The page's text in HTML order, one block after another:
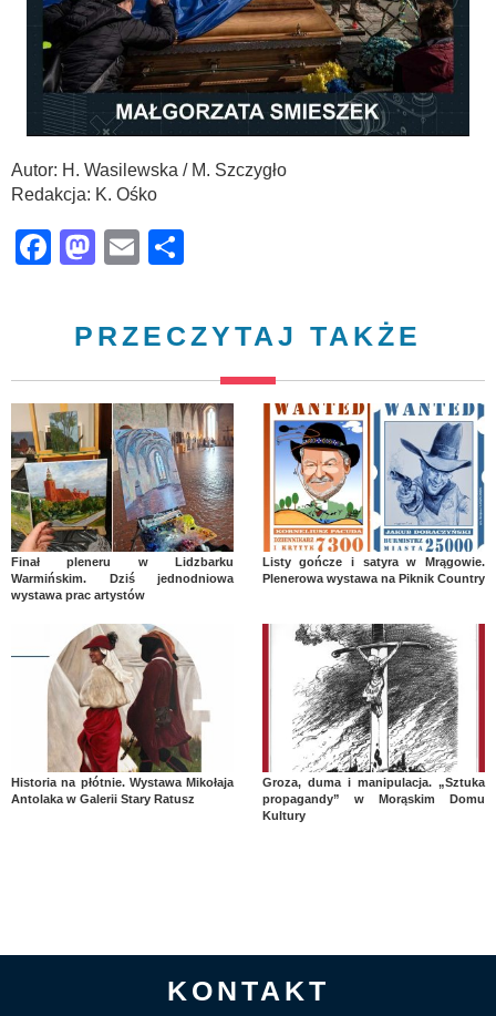
Autor: H. Wasilewska / M. Szczygło
Redakcja: K. Ośko
Facebook
Mastodon
Email
PRZECZYTAJ TAKŻE
Finał pleneru w Lidzbarku
Warmińskim. Dziś jednodniowa
wystawa prac artystów
Listy gończe i satyra w Mrągowie.
Plenerowa wystawa na Piknik Country
Historia na płótnie. Wystawa Mikołaja
Antolaka w Galerii Stary Ratusz
Groza, duma i manipulacja. „Sztuka
propagandy” w Morąskim Domu
Kultury
KONTAKT